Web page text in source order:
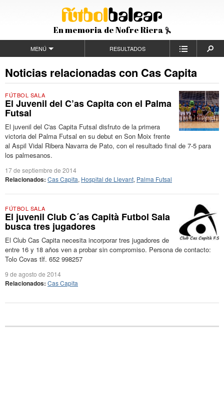
En memoria de Nofre Riera
MENÚ RESULTADOS
Noticias relacionadas con Cas Capita
FÚTBOL SALA
El Juvenil del C’as Capita con el Palma
Futsal
El juvenil del C'as Capita Futsal disfruto de la primera
victoria del Palma Futsal en su debut en Son Moix frente
al Aspil Vidal Ribera Navarra de Pato, con el resultado final de 7-5 para
los palmesanos.
17 de septiembre de 2014
Relacionados: Cas Capita, Hospital de Llevant, Palma Futsal
FÚTBOL SALA
El juvenil Club C´as Capità Futbol Sala
busca tres jugadores
El Club Cas Capita necesita incorporar tres jugadores de
entre 16 y 18 años ven a probar sin compromiso. Persona de contacto:
Tolo Covas tlf. 652 998257
9 de agosto de 2014
Relacionados: Cas Capita